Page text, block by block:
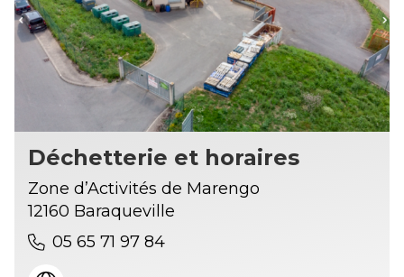
Déchetterie et horaires
Zone d’Activités de Marengo
12160 Baraqueville
05 65 71 97 84